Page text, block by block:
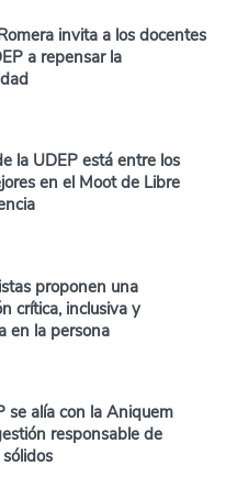
invita a los docentes
a repensar la
la UDEP está entre los
en el Moot de Libre
proponen una
crítica, inclusiva y
en la persona
se alía con la Aniquem
responsable de